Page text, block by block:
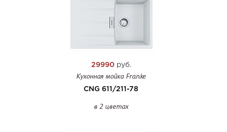
29990руб.
Кухонная мойка Franke
CNG 611/211-78
в 2 цветах